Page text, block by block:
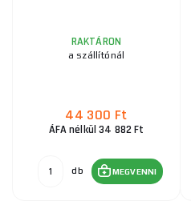
RAKTÁRON
a szállítónál
44 300 Ft
ÁFA nélkül 34 882 Ft
db MEGVENNI